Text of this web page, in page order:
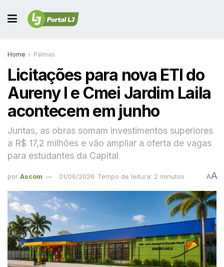
Home Palmas
Licitações para nova ETI do
Aureny I e Cmei Jardim Laila
acontecem em junho
Juntas, as obras somam investimentos superiores
a R$ 17,2 milhões e vão ampliar a oferta de vagas
para estudantes da Capital
por Ascom 01/06/2026 Tempo de leitura: 2 minutos AA